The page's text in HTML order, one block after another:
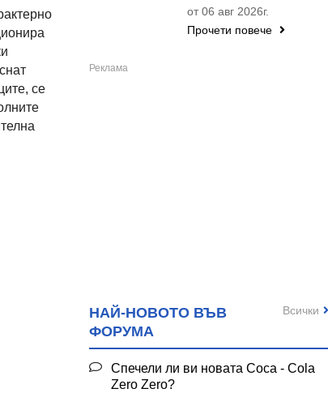
се
от 06 авг 2026г.
Прочети повече
НАЙ-НОВОТО ВЪВ
ФОРУМА
Спечели ли ви новата Coca - Cola
Zero Zero?
Всички